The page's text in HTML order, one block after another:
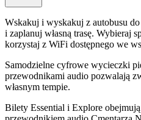
Wskakuj i wyskakuj z autobusu
i zaplanuj własną trasę. Wybieraj
korzystaj z WiFi dostępnego we
Samodzielne cyfrowe wycieczki
przewodnikami audio pozwalają
własnym tempie.
Bilety Essential i Explore